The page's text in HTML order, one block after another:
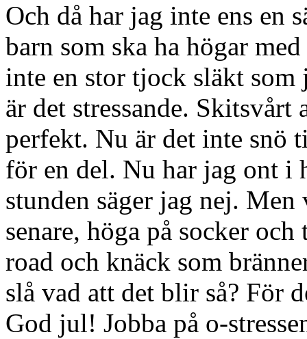
Och då har jag inte ens en
barn som ska ha högar
inte en stor tjock släkt som
är det stressande.
perfekt. Nu är det inte snö
för en del. Nu har jag ont i
stunden säger jag nej.
senare, höga på socker
road och knäck som
slå vad att det blir så? För
God jul! Jobba på o-